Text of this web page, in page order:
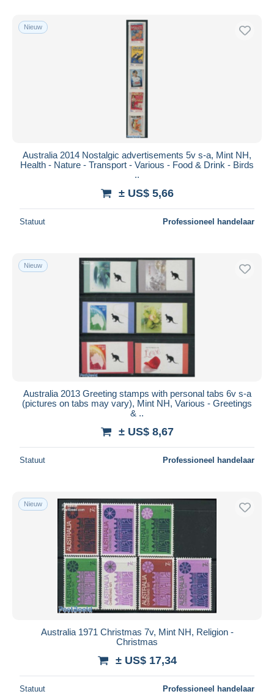
Gratis levering
Bankoverschrijving
Maestro
Woonplaats van de verkoper
Wereldwijd
Toepassen
Nieuw
Australia 2014 Nostalgic advertisements 5v s-a, Mint NH,
Health - Nature - Transport - Various - Food & Drink - Birds
..
± US$ 5,66
Statuut Professioneel handelaar
Nieuw
Australia 2013 Greeting stamps with personal tabs 6v s-a
(pictures on tabs may vary), Mint NH, Various - Greetings
& ..
± US$ 8,67
Statuut Professioneel handelaar
Nieuw
Australia 1971 Christmas 7v, Mint NH, Religion -
Christmas
± US$ 17,34
Statuut Professioneel handelaar